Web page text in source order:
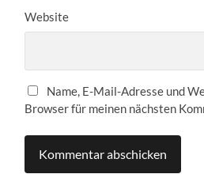
Website
Name, E-Mail-Adresse und
Browser für meinen nächsten